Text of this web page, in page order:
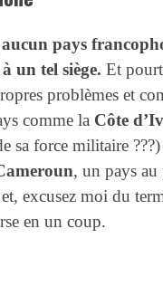
aucun pays
un tel siège. Et
problèmes et
comme la Côte
sa force militaire
, un pays
excusez moi du
en un coup.